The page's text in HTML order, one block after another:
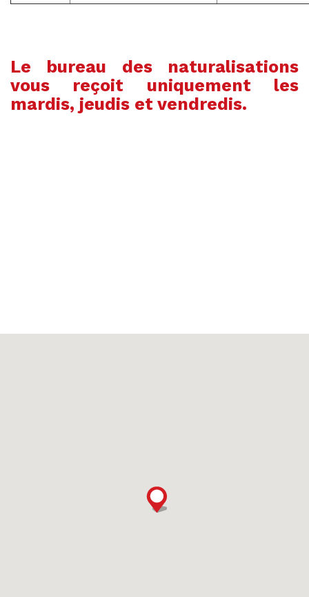
Le bureau des naturalisations
vous reçoit uniquement les
mardis, jeudis et vendredis.